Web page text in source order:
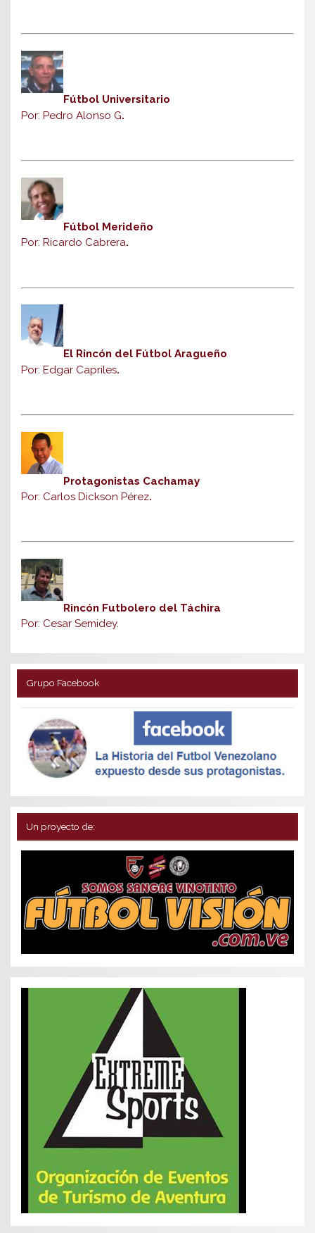
Fútbol Universitario
Por: Pedro Alonso G.
Fútbol Merideño
Por: Ricardo Cabrera.
El Rincón del Fútbol Aragueño
Por: Edgar Capriles.
Protagonistas Cachamay
Por: Carlos Dickson Pérez.
Rincón Futbolero del Táchira
Por: Cesar Semidey.
Grupo Facebook
Un proyecto de: